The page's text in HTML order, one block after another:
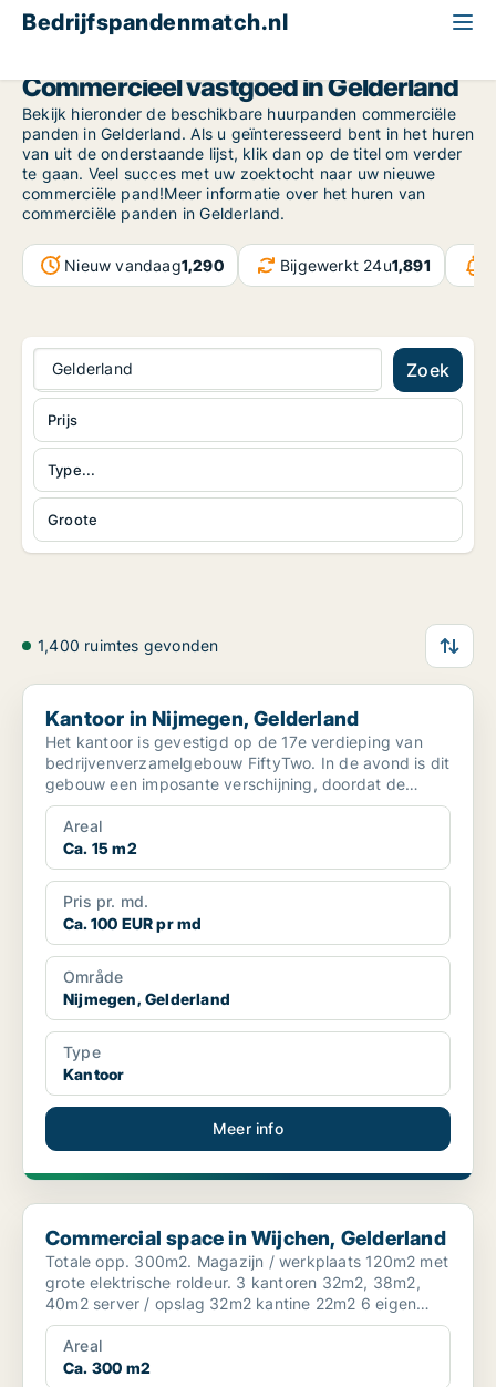
Bedrijfspandenmatch.nl
Commercieel vastgoed in Gelderland
Bekijk hieronder de beschikbare huurpanden commerciële
panden in Gelderland. Als u geïnteresseerd bent in het huren
van uit de onderstaande lijst, klik dan op de titel om verder
te gaan. Veel succes met uw zoektocht naar uw nieuwe
commerciële pand!Meer informatie over het huren van
commerciële panden in Gelderland.
Nieuw vandaag1,290 Bijgewerkt 24u1,891
Gelderland Zoek
Type...
Groote
Prijs
1,400 ruimtes gevonden
Kantoor in Nijmegen, Gelderland
Kantoor in Nijmegen, Gelderland
Het kantoor is gevestigd op de 17e verdieping van
bedrijvenverzamelgebouw FiftyTwo. In de avond is dit
gebouw een imposante verschijning, doordat de
lichten ...
Areal
Ca. 15 m2
Pris pr. md.
Ca. 100 EUR pr md
Område
Nijmegen, Gelderland
Type
Kantoor
Meer info
Commercial space in Wijchen, Gelderland
Commercial space in Wijchen, Gelderland
Totale opp. 300m2. Magazijn / werkplaats 120m2 met
grote elektrische roldeur. 3 kantoren 32m2, 38m2,
40m2 server / opslag 32m2 kantine 22m2 6 eigen
par...
Areal
Ca. 300 m2